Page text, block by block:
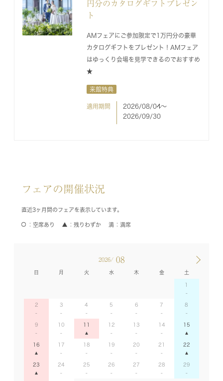
円分のカタログギフトプレゼン
ト
AMフェアにご参加限定で1万円分の豪華
カタログギフトをプレゼント！AMフェア
はゆっくり会場を見学できるのでおすすめ
★
来館特典
適用期間
2026/08/04〜
2026/09/30
フェアの開催状況
直近3ヶ月間のフェアを表示しています。
空席あり 残りわずか 満席
2026/ 08
日 月 火 水 木 金 土
1
2 3 4 5 6 7 8
9 10 11 12 13 14 15
16 17 18 19 20 21 22
23 24 25 26 27 28 29